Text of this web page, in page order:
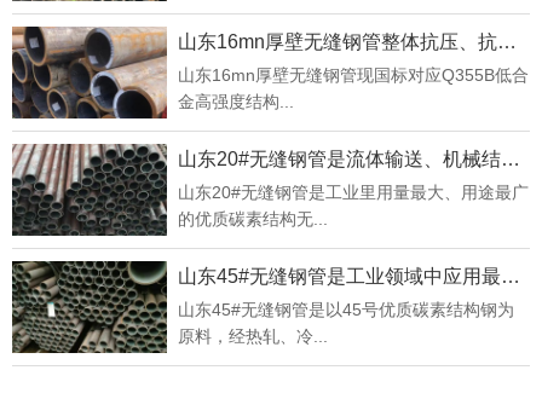
山东16mn厚壁无缝钢管整体抗压、抗冲击、耐低温性能优异
山东16mn厚壁无缝钢管现国标对应Q355B低合
金高强度结构...
山东20#无缝钢管是流体输送、机械结构、锅炉管道等场景的主力管材
山东20#无缝钢管是工业里用量最大、用途最广
的优质碳素结构无...
山东45#无缝钢管是工业领域中应用最广泛的中碳结构钢管之一
山东45#无缝钢管是以45号优质碳素结构钢为
原料，经热轧、冷...